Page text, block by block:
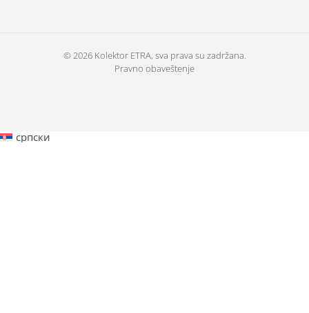
© 2026 Kolektor ETRA, sva prava su zadržana.
Pravno obaveštenje
српски